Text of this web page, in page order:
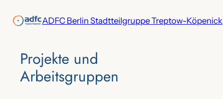
Inhalt
ADFC Berlin Stadtteilgruppe Treptow-Köpenick
Projekte‌ und
Arbeitsgruppen